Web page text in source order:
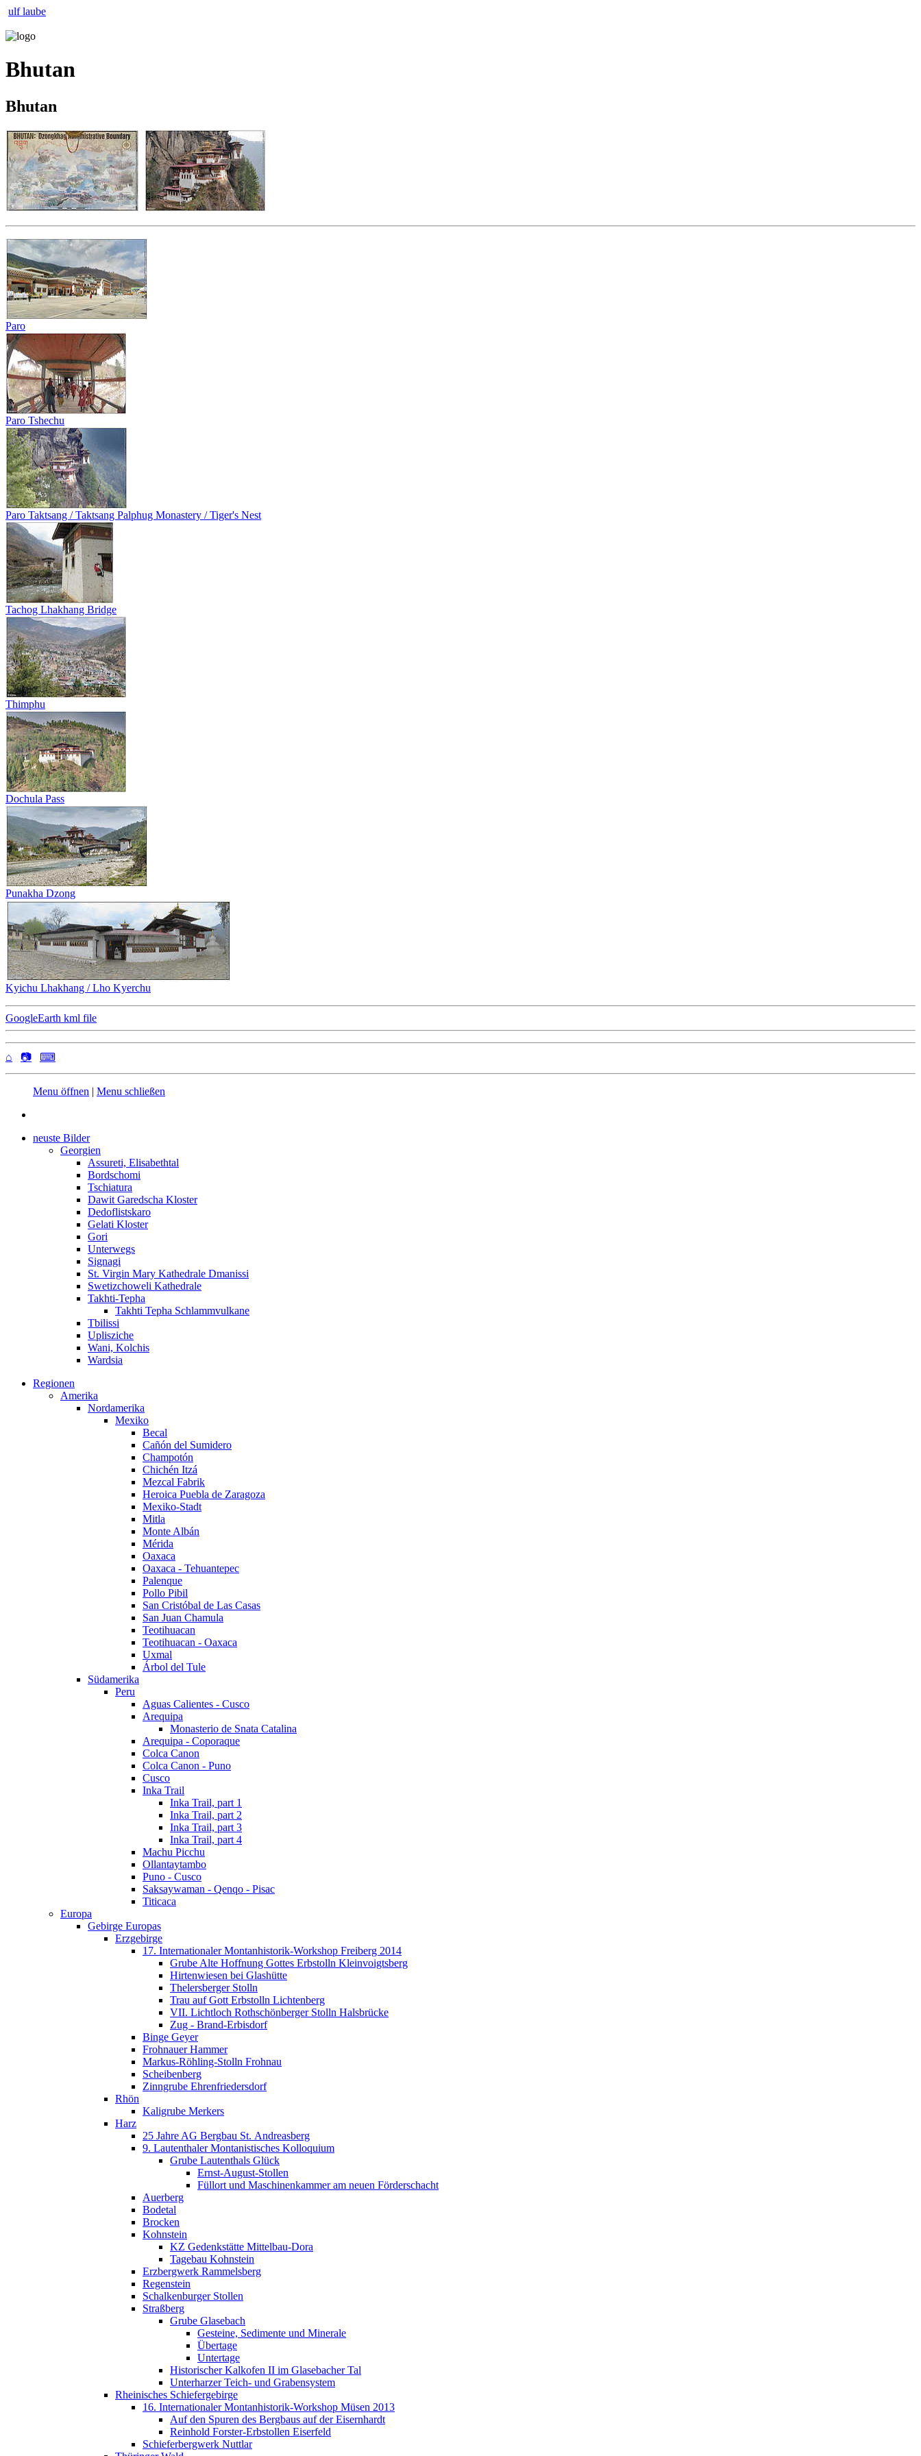
ulf laube
Bhutan
Bhutan
Paro
Paro Tshechu
Paro Taktsang / Taktsang Palphug Monastery / Tiger's Nest
Tachog Lhakhang Bridge
Thimphu
Dochula Pass
Punakha Dzong
Kyichu Lhakhang / Lho Kyerchu
GoogleEarth kml file
⌂ 📷 ⌨
Menu öffnen | Menu schließen
neuste Bilder
Georgien
Assureti, Elisabethtal
Bordschomi
Tschiatura
Dawit Garedscha Kloster
Dedoflistskaro
Gelati Kloster
Gori
Unterwegs
Signagi
St. Virgin Mary Kathedrale Dmanissi
Swetizchoweli Kathedrale
Takhti-Tepha
Takhti Tepha Schlammvulkane
Tbilissi
Uplisziche
Wani, Kolchis
Wardsia
Regionen
Amerika
Nordamerika
Mexiko
Becal
Cañón del Sumidero
Champotón
Chichén Itzá
Mezcal Fabrik
Heroica Puebla de Zaragoza
Mexiko-Stadt
Mitla
Monte Albán
Mérida
Oaxaca
Oaxaca - Tehuantepec
Palenque
Pollo Pibil
San Cristóbal de Las Casas
San Juan Chamula
Teotihuacan
Teotihuacan - Oaxaca
Uxmal
Árbol del Tule
Südamerika
Peru
Aguas Calientes - Cusco
Arequipa
Monasterio de Snata Catalina
Arequipa - Coporaque
Colca Canon
Colca Canon - Puno
Cusco
Inka Trail
Inka Trail, part 1
Inka Trail, part 2
Inka Trail, part 3
Inka Trail, part 4
Machu Picchu
Ollantaytambo
Puno - Cusco
Saksaywaman - Qenqo - Pisac
Titicaca
Europa
Gebirge Europas
Erzgebirge
17. Internationaler Montanhistorik-Workshop Freiberg 2014
Grube Alte Hoffnung Gottes Erbstolln Kleinvoigtsberg
Hirtenwiesen bei Glashütte
Thelersberger Stolln
Trau auf Gott Erbstolln Lichtenberg
VII. Lichtloch Rothschönberger Stolln Halsbrücke
Zug - Brand-Erbisdorf
Binge Geyer
Frohnauer Hammer
Markus-Röhling-Stolln Frohnau
Scheibenberg
Zinngrube Ehrenfriedersdorf
Rhön
Kaligrube Merkers
Harz
25 Jahre AG Bergbau St. Andreasberg
9. Lautenthaler Montanistisches Kolloquium
Grube Lautenthals Glück
Ernst-August-Stollen
Füllort und Maschinenkammer am neuen Förderschacht
Auerberg
Bodetal
Brocken
Kohnstein
KZ Gedenkstätte Mittelbau-Dora
Tagebau Kohnstein
Erzbergwerk Rammelsberg
Regenstein
Schalkenburger Stollen
Straßberg
Grube Glasebach
Gesteine, Sedimente und Minerale
Übertage
Untertage
Historischer Kalkofen II im Glasebacher Tal
Unterharzer Teich- und Grabensystem
Rheinisches Schiefergebirge
16. Internationaler Montanhistorik-Workshop Müsen 2013
Auf den Spuren des Bergbaus auf der Eisernhardt
Reinhold Forster-Erbstollen Eiserfeld
Schieferbergwerk Nuttlar